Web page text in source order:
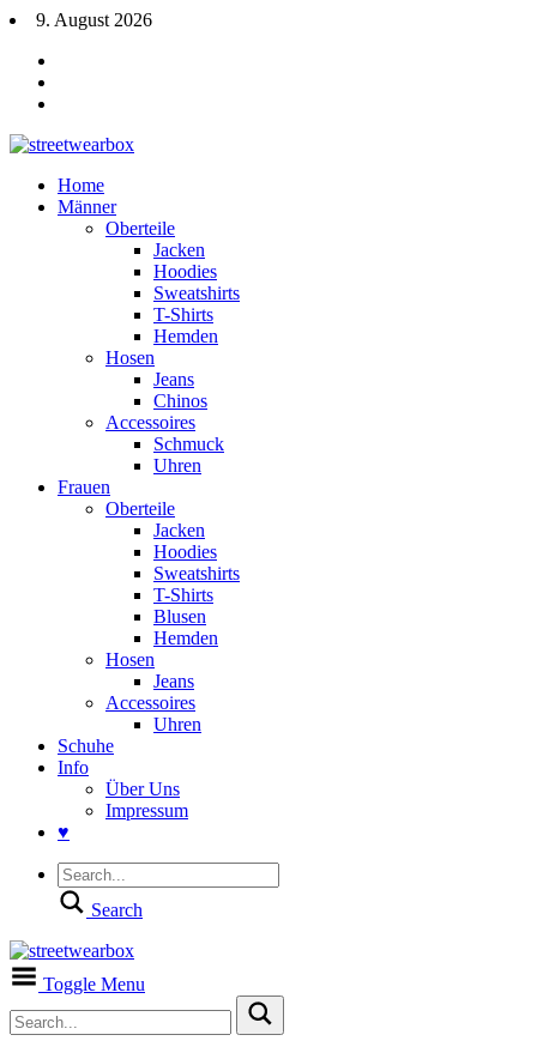
9. August 2026
Home
Männer
Oberteile
Jacken
Hoodies
Sweatshirts
T-Shirts
Hemden
Hosen
Jeans
Chinos
Accessoires
Schmuck
Uhren
Frauen
Oberteile
Jacken
Hoodies
Sweatshirts
T-Shirts
Blusen
Hemden
Hosen
Jeans
Accessoires
Uhren
Schuhe
Info
Über Uns
Impressum
♥
Search
Toggle Menu